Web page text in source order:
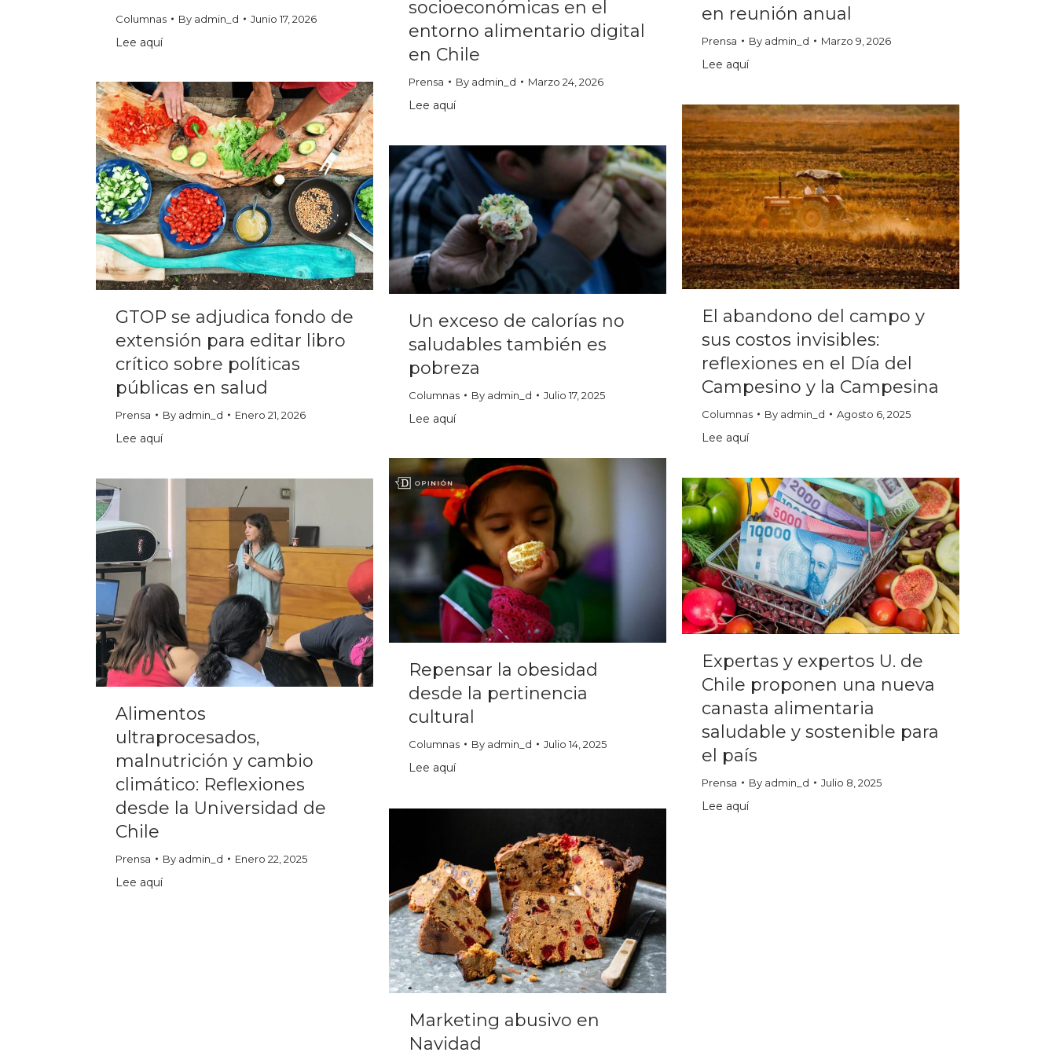
Columnas By admin_d Junio 17, 2026
Lee aquí
socioeconómicas en el
entorno alimentario digital
en Chile
Prensa By admin_d Marzo 24, 2026
Lee aquí
en reunión anual
Prensa By admin_d Marzo 9, 2026
Lee aquí
GTOP se adjudica fondo de
extensión para editar libro
crítico sobre políticas
públicas en salud
Prensa By admin_d Enero 21, 2026
Lee aquí
El abandono del campo y
sus costos invisibles:
reflexiones en el Día del
Campesino y la Campesina
Columnas By admin_d Agosto 6, 2025
Lee aquí
Un exceso de calorías no
saludables también es
pobreza
Columnas By admin_d Julio 17, 2025
Lee aquí
Repensar la obesidad
desde la pertinencia
cultural
Columnas By admin_d Julio 14, 2025
Lee aquí
Expertas y expertos U. de
Chile proponen una nueva
canasta alimentaria
saludable y sostenible para
el país
Prensa By admin_d Julio 8, 2025
Lee aquí
Alimentos
ultraprocesados,
malnutrición y cambio
climático: Reflexiones
desde la Universidad de
Chile
Prensa By admin_d Enero 22, 2025
Lee aquí
Marketing abusivo en
Navidad